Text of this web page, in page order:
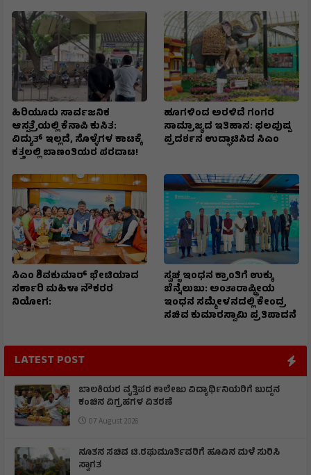
ಹಿರಿಯೂರು ಸಾರ್ವಜನಿಕ
ಆಸ್ಪತ್ರೆಯಲ್ಲಿ ಕೆನಾಪಿ ಕುಸಿತ:
ವಿದ್ಯುತ್‌ ಇಲ್ಲದೆ, ಸೊಳ್ಳೆಗಳ ಕಾಟಕ್ಕೆ
ಕತ್ತಲಲ್ಲಿ ಬಾಣಂತಿಯರ ಪರದಾಟ!
ಹೂಗಳಿಂದ ಅರಳಿದೆ ಗಂಗರ
ಸಾಮ್ರಾಜ್ಯದ ಇತಿಹಾಸ: ಫಲಪುಷ್ಪ
ಪ್ರದರ್ಶನ ಉದ್ಘಾಟಿಸಿದ ಸಿಎಂ
ಸಿಎಂ ಶಿವಕುಮಾರ್‌ ಭೇಟಿಯಾದ
ಸರ್ಕಾರಿ ಮಹಿಳಾ ನೌಕರರ
ನಿಯೋಗ:
ಸ್ವಚ್ಛ ಇಂಧನ ಕ್ರಾಂತಿಗೆ ಉಕ್ಕು
ಬೆನ್ನೆಲುಬು: ಅಂತಾರಾಷ್ಟ್ರೀಯ
ಇಂಧನ ಸಮ್ಮೇಳನದಲ್ಲಿ ಕೇಂದ್ರ
ಸಚಿವ ಕುಮಾರಸ್ವಾಮಿ ಪ್ರತಿಪಾದನೆ
LATEST POST
ಬಾಲಕಿಯರ ವೃತ್ತಿಪರ ಕಾಲೇಜು ವಿದ್ಯಾರ್ಥಿನಿಯರಿಗೆ ಬುದ್ದನ
ಕಂಚಿನ ವಿಗ್ರಹಗಳ ವಿತರಣೆ
07 August 2026
ನೂತನ ಸಚಿವ ಟಿ.ರಘುಮೂರ್ತಿವರಿಗೆ ಹೂವಿನ ಮಳೆ ಸುರಿಸಿ
ಸ್ವಾಗತ